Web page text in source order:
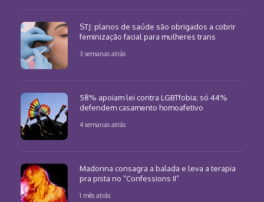
STJ: planos de saúde são obrigados a cobrir
feminização facial para mulheres trans
3 semanas atrás
58% apoiam lei contra LGBTfobia; só 44%
defendem casamento homoafetivo
4 semanas atrás
Madonna consagra a balada e leva a terapia
pra pista no “Confessions II”
1 mês atrás